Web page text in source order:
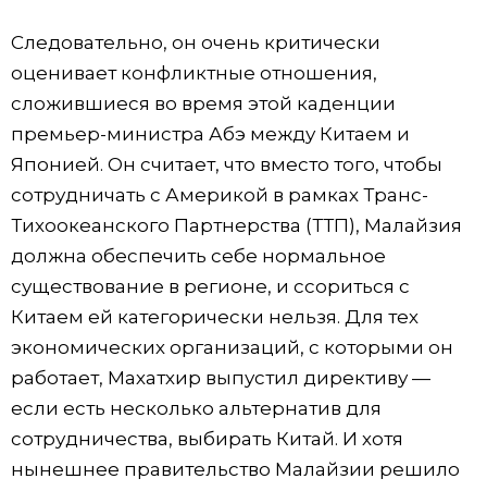
Следовательно, он очень критически
оценивает конфликтные отношения,
сложившиеся во время этой каденции
премьер-министра Абэ между Китаем и
Японией. Он считает, что вместо того, чтобы
сотрудничать с Америкой в рамках Транс-
Тихоокеанского Партнерства (ТТП), Малайзия
должна обеспечить себе нормальное
существование в регионе, и ссориться с
Китаем ей категорически нельзя. Для тех
экономических организаций, с которыми он
работает, Махатхир выпустил директиву —
если есть несколько альтернатив для
сотрудничества, выбирать Китай. И хотя
нынешнее правительство Малайзии решило